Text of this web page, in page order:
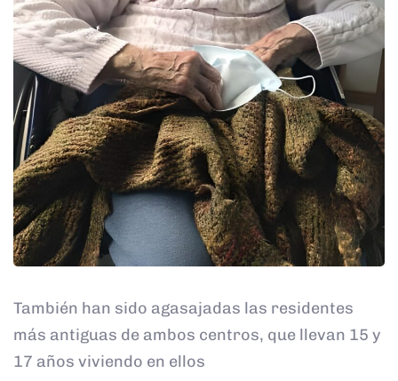
También han sido agasajadas las residentes
más antiguas de ambos centros, que llevan 15 y
17 años viviendo en ellos